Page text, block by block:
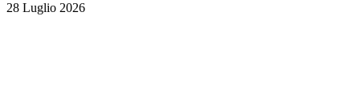
28 Luglio 2026